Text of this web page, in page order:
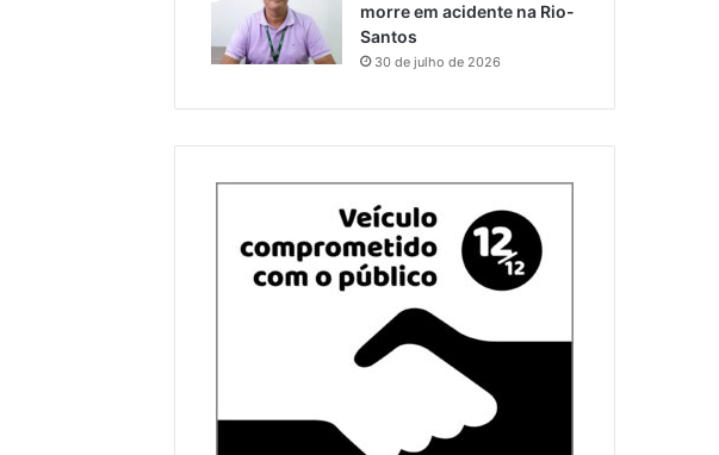
morre em acidente na Rio-
Santos
30 de julho de 2026